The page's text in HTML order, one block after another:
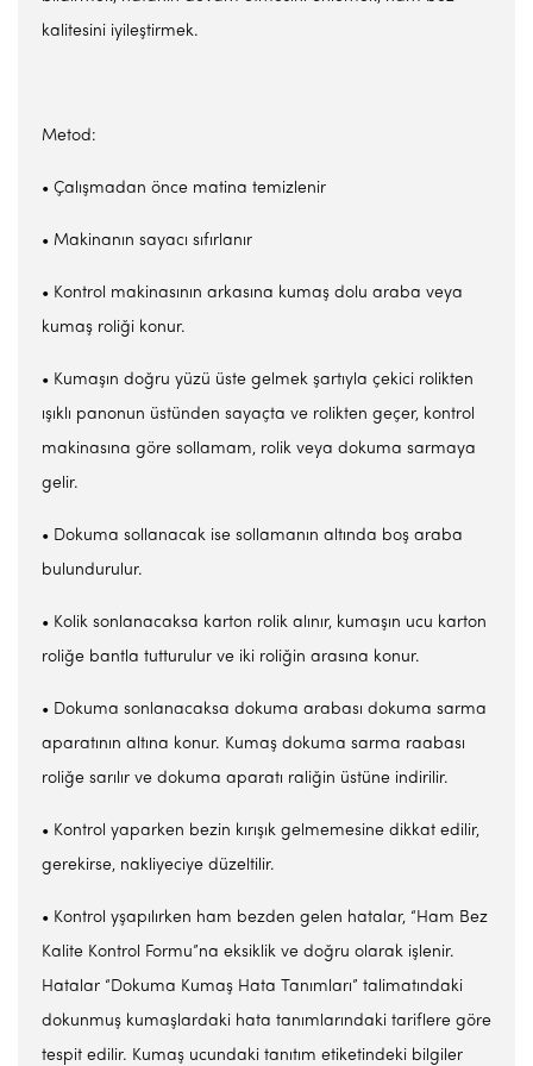
kalitesini iyileştirmek.
Metod:
• Çalışmadan önce matina temizlenir
• Makinanın sayacı sıfırlanır
• Kontrol makinasının arkasına kumaş dolu araba veya
kumaş roliği konur.
• Kumaşın doğru yüzü üste gelmek şartıyla çekici rolikten
ışıklı panonun üstünden sayaçta ve rolikten geçer, kontrol
makinasına göre sollamam, rolik veya dokuma sarmaya
gelir.
• Dokuma sollanacak ise sollamanın altında boş araba
bulundurulur.
• Kolik sonlanacaksa karton rolik alınır, kumaşın ucu karton
roliğe bantla tutturulur ve iki roliğin arasına konur.
• Dokuma sonlanacaksa dokuma arabası dokuma sarma
aparatının altına konur. Kumaş dokuma sarma raabası
roliğe sarılır ve dokuma aparatı raliğin üstüne indirilir.
• Kontrol yaparken bezin kırışık gelmemesine dikkat edilir,
gerekirse, nakliyeciye düzeltilir.
• Kontrol yşapılırken ham bezden gelen hatalar, “Ham Bez
Kalite Kontrol Formu”na eksiklik ve doğru olarak işlenir.
Hatalar “Dokuma Kumaş Hata Tanımları” talimatındaki
dokunmuş kumaşlardaki hata tanımlarındaki tariflere göre
tespit edilir. Kumaş ucundaki tanıtım etiketindeki bilgiler